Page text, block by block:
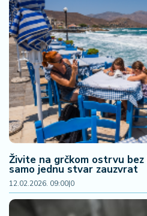
Živite na grčkom ostrvu
samo jednu stvar zauzvrat
12.02.2026. 09:00|0